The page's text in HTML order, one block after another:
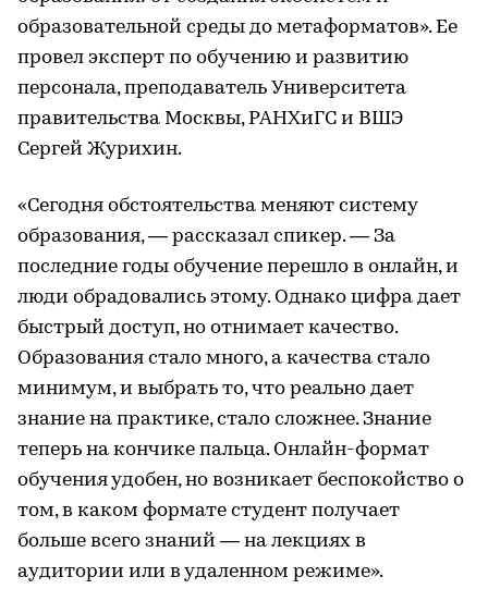
образовательной среды до метаформатов». Ее
провел эксперт по обучению и развитию
персонала, преподаватель Университета
правительства Москвы, РАНХиГС и ВШЭ
Сергей Журихин.
«Сегодня обстоятельства меняют систему
образования, — рассказал спикер. — За
последние годы обучение перешло в онлайн, и
люди обрадовались этому. Однако цифра дает
быстрый доступ, но отнимает качество.
Образования стало много, а качества стало
минимум, и выбрать то, что реально дает
знание на практике, стало сложнее. Знание
теперь на кончике пальца. Онлайн-формат
обучения удобен, но возникает беспокойство о
том, в каком формате студент получает
больше всего знаний — на лекциях в
аудитории или в удаленном режиме».